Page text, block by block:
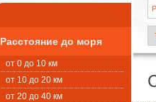
Расстояние до моря
от 0 до 10 км
от 10 до 20 км
от 20 до 40 км